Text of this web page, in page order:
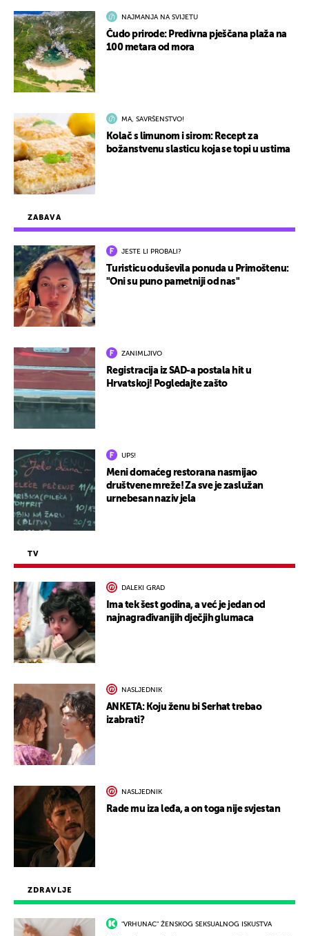
ZDRAVLJE
"VRHUNAC" ŽENSKOG SEKSUALNOG ISKUSTVA
ZABAVA
JESTE LI PROBALI?
Turisticu oduševila ponuda u Primoštenu:
"Oni su puno pametniji od nas"
ZANIMLJIVO
Registracija iz SAD-a postala hit u
Hrvatskoj! Pogledajte zašto
UPS!
Meni domaćeg restorana nasmijao
društvene mreže! Za sve je zaslužan
urnebesan naziv jela
TV
DALEKI GRAD
Ima tek šest godina, a već je jedan od
najnagrađivanijih dječjih glumaca
NASLJEDNIK
ANKETA: Koju ženu bi Serhat trebao
izabrati?
NASLJEDNIK
Rade mu iza leđa, a on toga nije svjestan
NAJMANJA NA SVIJETU
Čudo prirode: Predivna pješčana plaža na
100 metara od mora
MA, SAVRŠENSTVO!
Kolač s limunom i sirom: Recept za
božanstvenu slasticu koja se topi u ustima